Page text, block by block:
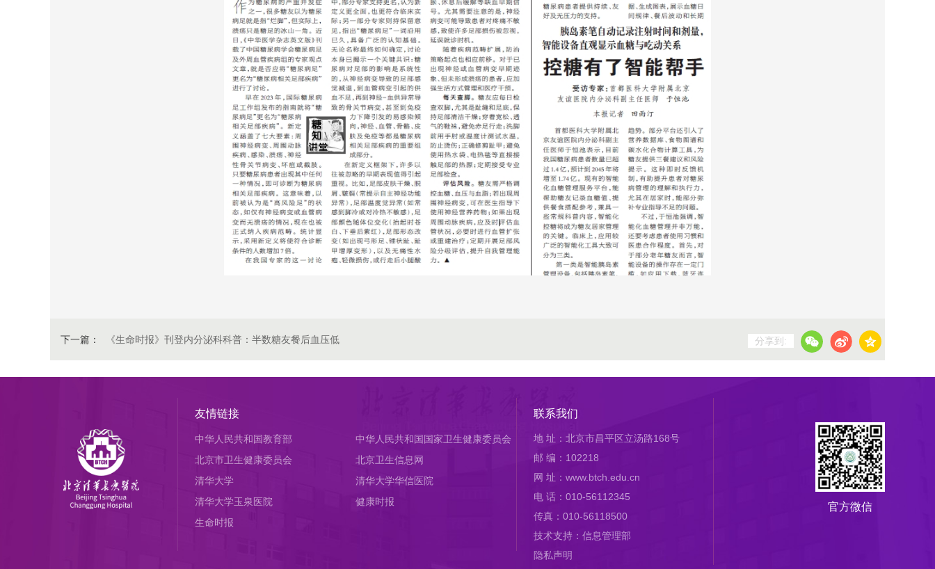
下一篇： 《生命时报》刊登内分泌科科普：半数糖友餐后血压低 分享到:
友情链接
中华人民共和国教育部
中华人民共和国国家卫生健康委员会
北京市卫生健康委员会
北京卫生信息网
清华大学
清华大学华信医院
清华大学玉泉医院
健康时报
生命时报
联系我们
地 址：北京市昌平区立汤路168号
邮 编：102218
网 址：www.btch.edu.cn
电 话：010-56112345
传真：010-56118500
技术支持：信息管理部
隐私声明
官方微信